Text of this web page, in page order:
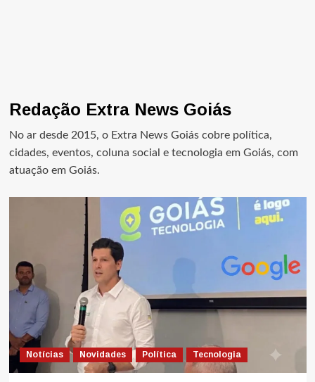
Redação Extra News Goiás
No ar desde 2015, o Extra News Goiás cobre política,
cidades, eventos, coluna social e tecnologia em Goiás, com
atuação em Goiás.
Notícias Novidades Política Tecnologia